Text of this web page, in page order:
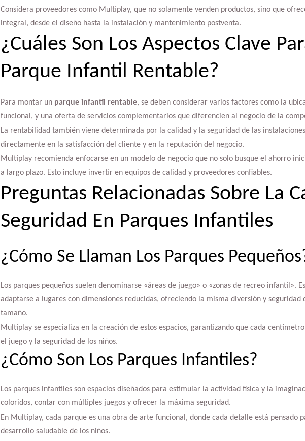
Considera proveedores como Multiplay, que no solamente venden productos, sino que
integral, desde el diseño hasta la instalación y mantenimiento postventa.
¿Cuáles Son Los Aspectos Clave
Parque Infantil Rentable?
Para montar un parque infantil rentable, se deben considerar varios factores como la
funcional, y una oferta de servicios complementarios que diferencien al negocio de la
La rentabilidad también viene determinada por la calidad y la seguridad de las
directamente en la satisfacción del cliente y en la reputación del negocio.
Multiplay recomienda enfocarse en un modelo de negocio que no solo busque el ahorro
a largo plazo. Esto incluye invertir en equipos de calidad y proveedores confiables.
Preguntas Relacionadas Sobre La
Seguridad En Parques Infantiles
¿Cómo Se Llaman Los Parques
Los parques pequeños suelen denominarse «áreas de juego» o «zonas de recreo infantil».
adaptarse a lugares con dimensiones reducidas, ofreciendo la misma diversión y seguridad
tamaño.
Multiplay se especializa en la creación de estos espacios, garantizando que cada
el juego y la seguridad de los niños.
¿Cómo Son Los Parques Infantiles?
Los parques infantiles son espacios diseñados para estimular la actividad física y la
coloridos, contar con múltiples juegos y ofrecer la máxima seguridad.
En Multiplay, cada parque es una obra de arte funcional, donde cada detalle está pensado
desarrollo saludable de los niños.